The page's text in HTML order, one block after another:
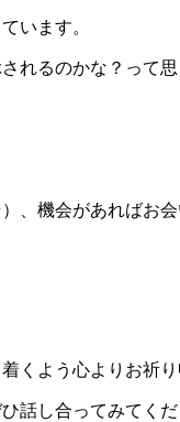
います。
れるのかな？って
機会があればお会
くよう心よりお祈り
話し合ってみてく